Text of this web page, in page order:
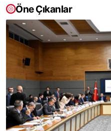
Öne Çıkanlar